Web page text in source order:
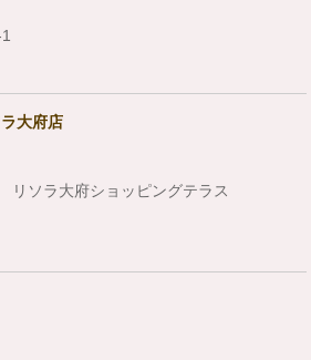
大府店
ソラ大府ショッピングテラス